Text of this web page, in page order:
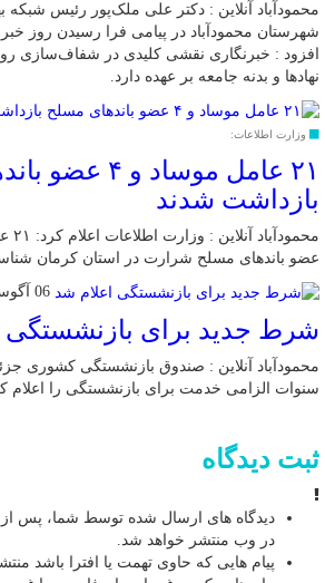
محمودآباد آنلاین : دکتر علی ملک‌پور رئیس
شهرستان محمودآباد در پیامی فرا رسیدن روز
افزود : خبرنگاری نقشی کلیدی در شفاف‌سازی
نهادها و بدنه جامعه بر عهده دارد.
وزارت اطلاعات:
۲۱ عامل موساد
بازداشت شدند
عضو باند‌های مسلح شرارت در استان کرمان
06 آگوست 2026
شرط جدید برای بازنشستگی
محمودآباد آنلاین : صندوق بازنشستگی کشوری
سنوات الزامی خدمت برای بازنشستگی را اعلام
ثبت دیدگاه
دیدگاه های ارسال شده توسط شما، پس از
در وب منتشر خواهد شد.
پیام هایی که حاوی تهمت یا افترا باشد